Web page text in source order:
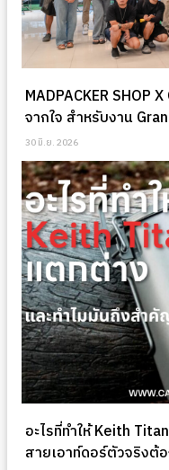
MADPACKER SHOP
จากใจ สำหรับงาน
30 มิ.ย. 2026
อะไรที่ทำให้ Keith
สายเอาท์ดอร์ตัวจริงต้